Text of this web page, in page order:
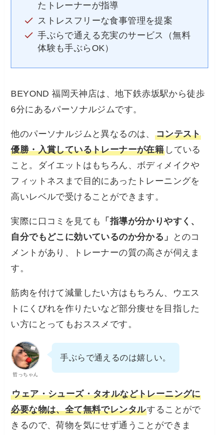
たトレーナーが指導
ストレスフリーな食事管理を提案
手ぶらで通える充実のサービス（無料
体験も手ぶらOK）
BEYOND 福岡天神店は、地下鉄赤坂駅から徒歩
6分にあるパーソナルジムです。
他のパーソナルジムと異なるのは、 コンテスト
優勝・入賞しているトレーナーが在籍 している
こと。ダイエットはもちろん、ボディメイクや
フィットネスまで目的にあったトレーニングを
高いレベルで受けることができます。
実際に口コミを見ても
「指導が分かりやすく、
自分でもどこに効いているのか分かる」
とのコ
メントがあり、トレーナーの質の高さが伺えま
す。
筋肉を付けて減量したい方はもちろん、ウエス
トにくびれを作りたいなど部分痩せを目指した
い方にとってもおススメです。
哲っちゃん
手ぶらで通えるのは嬉しい。
ウェア・シューズ・タオルなどトレーニングに
必要な物は、全て無料でレンタルすることがで
きるので、荷物を気にせず通うことができま